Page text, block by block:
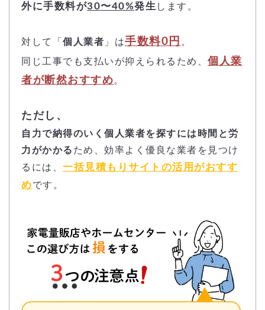
外に手数料が30〜40%発生 します。
対して「 個人業者 」は手数料0円 。
同じ工事でも支払いが抑えられるため、 個人業
者が断然おすすめ。
ただし、
自力で納得のいく個人業者を探すには時間と労
力がかかる ため、効率よく優良な業者を見つけ
るには、 一括見積もりサイトの活用がおすす
めです。